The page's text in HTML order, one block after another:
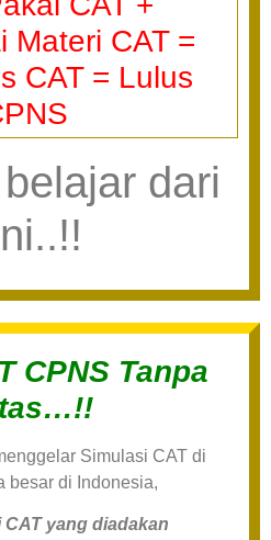
Materi CAT =
CAT = Lulus
dari
CPNS Tanpa
Simulasi CAT di
besar di Indonesia,
yang diadakan